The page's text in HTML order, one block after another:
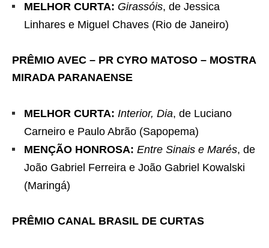
MELHOR CURTA: Girassóis, de Jessica
Linhares e Miguel Chaves (Rio de Janeiro)
PRÊMIO AVEC – PR CYRO MATOSO – MOSTRA
MIRADA PARANAENSE
MELHOR CURTA: Interior, Dia, de Luciano
Carneiro e Paulo Abrão (Sapopema)
MENÇÃO HONROSA: Entre Sinais e Marés, de
João Gabriel Ferreira e João Gabriel Kowalski
(Maringá)
PRÊMIO CANAL BRASIL DE CURTAS